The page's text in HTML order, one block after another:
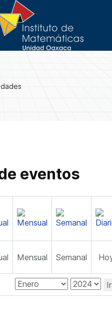
eventos
Mensual Semanal